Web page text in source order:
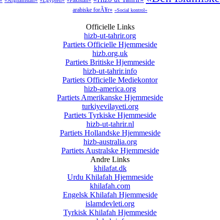
arabiske forÃ¥r» «Social kontrol»
Officielle Links
hizb-ut-tahrir.org
Partiets Officielle Hjemmeside
hizb.org.uk
Partiets Britiske Hjemmeside
hizb-ut-tahrir.info
Partiets Officielle Mediekontor
hizb-america.org
Partiets Amerikanske Hjemmeside
turkiyevilayeti.org
Partiets Tyrkiske Hjemmeside
hizb-ut-tahrir.nl
Partiets Hollandske Hjemmeside
hizb-australia.org
Partiets Australske Hjemmeside
Andre Links
khilafat.dk
Urdu Khilafah Hjemmeside
khilafah.com
Engelsk Khilafah Hjemmeside
islamdevleti.org
Tyrkisk Khilafah Hjemmeside